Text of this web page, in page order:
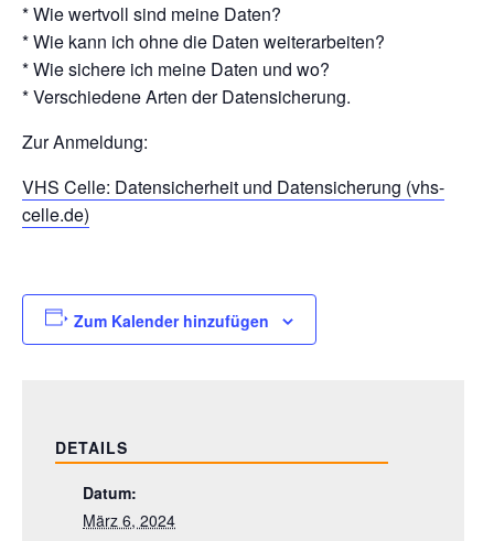
* Wie wertvoll sind meine Daten?
* Wie kann ich ohne die Daten weiterarbeiten?
* Wie sichere ich meine Daten und wo?
* Verschiedene Arten der Datensicherung.
Zur Anmeldung:
VHS Celle: Datensicherheit und Datensicherung (vhs-
celle.de)
Zum Kalender hinzufügen
DETAILS
Datum:
März 6, 2024